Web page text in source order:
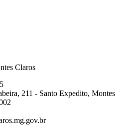
Claros
211 - Santo Expedito, Montes